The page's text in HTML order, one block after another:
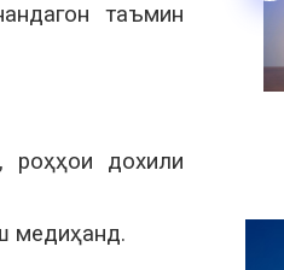
таъмин
роҳҳои дохили
медиҳанд.